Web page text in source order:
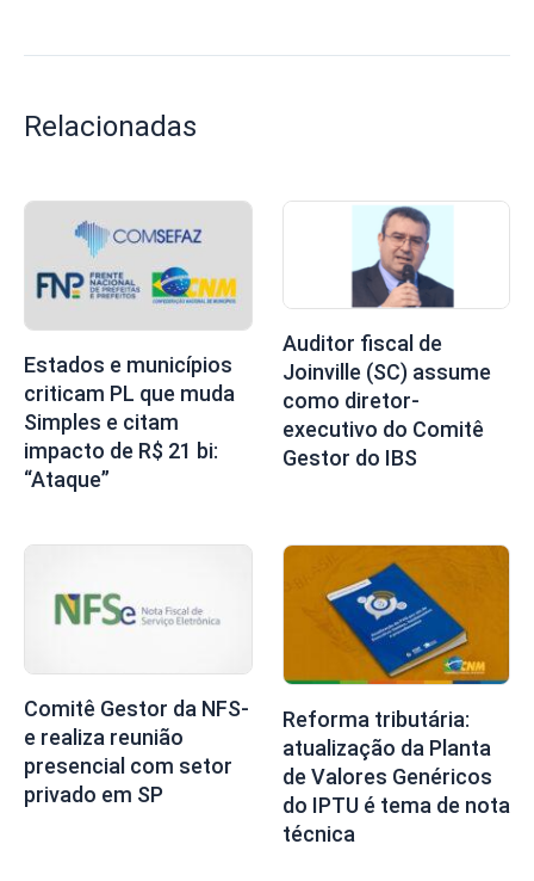
Relacionadas
Estados e municípios
criticam PL que muda
Simples e citam
impacto de R$ 21 bi:
“Ataque”
Auditor fiscal de
Joinville (SC) assume
como diretor-
executivo do Comitê
Gestor do IBS
Comitê Gestor da NFS-
e realiza reunião
presencial com setor
privado em SP
Reforma tributária:
atualização da Planta
de Valores Genéricos
do IPTU é tema de nota
técnica